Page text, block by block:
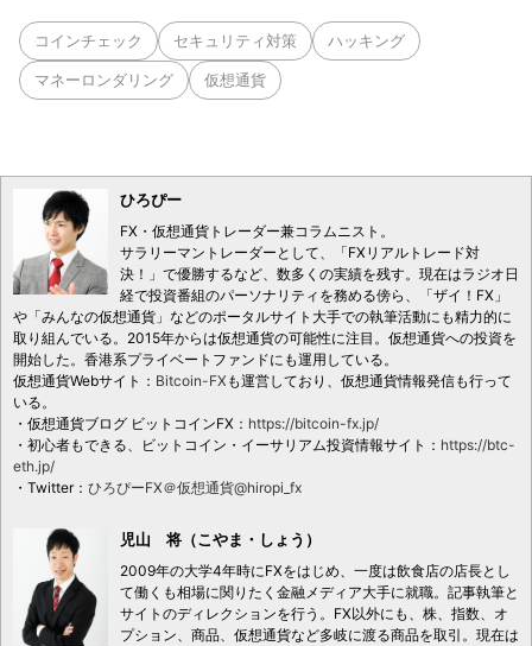
コインチェック セキュリティ対策 ハッキング
マネーロンダリング 仮想通貨
ひろぴー
FX・仮想通貨トレーダー兼コラムニスト。
サラリーマントレーダーとして、「FXリアルトレード対
決！」で優勝するなど、数多くの実績を残す。現在はラジオ日
経で投資番組のパーソナリティを務める傍ら、「ザイ！FX」
や「みんなの仮想通貨」などのポータルサイト大手での執筆活動にも精力的に
取り組んでいる。2015年からは仮想通貨の可能性に注目。仮想通貨への投資を
開始した。香港系プライベートファンドにも運用している。
仮想通貨Webサイト： Bitcoin-FX も運営しており、仮想通貨情報発信も行って
いる。
・仮想通貨ブログ ビットコインFX： https://bitcoin-fx.jp/
・初心者もできる、ビットコイン・イーサリアム投資情報サイト： https://btc-
eth.jp/
・Twitter： ひろぴーFX＠仮想通貨@hiropi_fx
児山 将（こやま・しょう）
2009年の大学4年時にFXをはじめ、一度は飲食店の店長とし
て働くも相場に関りたく金融メディア大手に就職。記事執筆と
サイトのディレクションを行う。FX以外にも、株、指数、オ
プション、商品、仮想通貨など多岐に渡る商品を取引。現在は